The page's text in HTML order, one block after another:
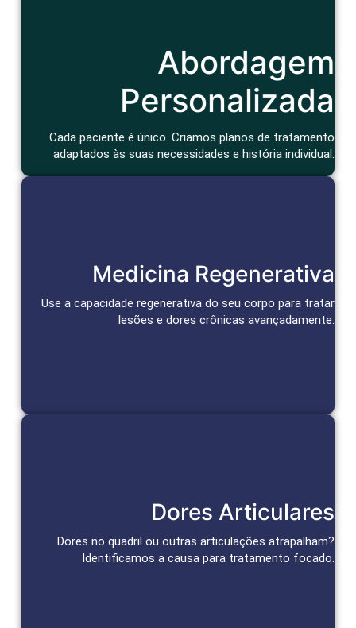
Abordagem
Personalizada
Cada paciente é único. Criamos planos de tratamento
adaptados às suas necessidades e história individual.
Consulta atenciosa e um tratamento que considera seu
contexto de vida e bem-estar geral.
Agendar Consulta
Medicina Regenerativa
Use a capacidade regenerativa do seu corpo para tratar
lesões e dores crônicas avançadamente.
Reparação e Alívio Duradouro
Células-tronco e bioativos reparam tecidos, aceleram a cura
e promovem alívio duradouro da dor.
Agendar Consulta
Dores Articulares
Dores no quadril ou outras articulações atrapalham?
Identificamos a causa para tratamento focado.
Tratamento das Articulações
Abordagens personalizadas para alívio da dor e recuperação
da função articular.
Agendar Consulta